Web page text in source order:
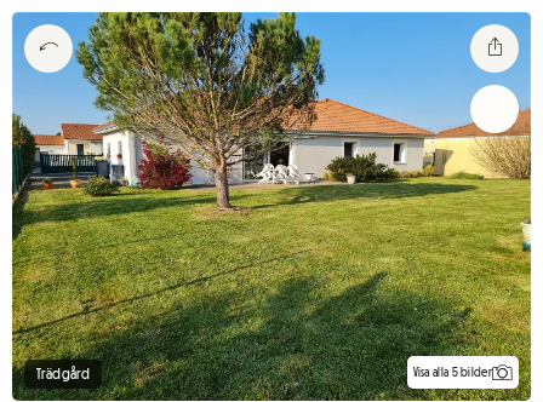
Trädgård Visa alla 5 bilder